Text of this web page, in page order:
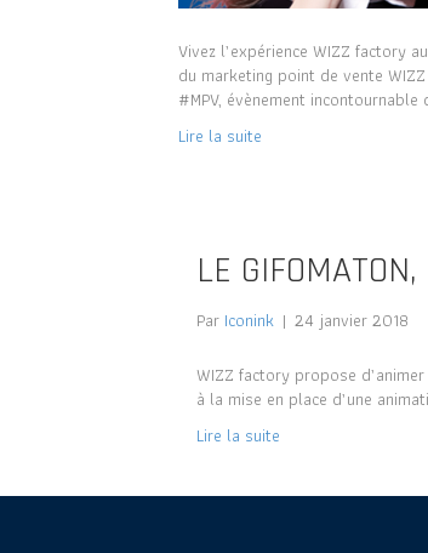
Vivez l’expérience WIZZ factory
du marketing point de vente
#MPV, évènement
Lire la suite
LE
Par Iconink | 24 janvier 2018
WIZZ factory propose
à la mise en place d’une
Lire la suite